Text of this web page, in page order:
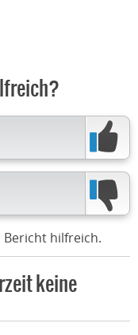
Bericht hilfreich.
keine